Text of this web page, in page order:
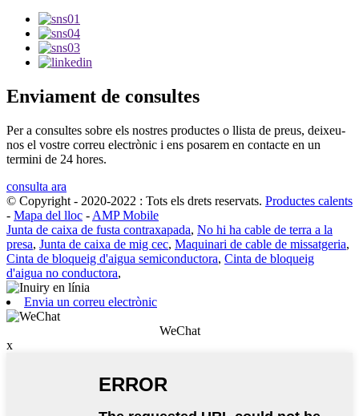
Enviament de consultes
Per a consultes sobre els nostres productes o llista de preus, deixeu-
nos el vostre correu electrònic i ens posarem en contacte en un
termini de 24 hores.
consulta ara
© Copyright - 2020-2022 : Tots els drets reservats. Productes calents
- Mapa del lloc - AMP Mobile
Junta de caixa de fusta contraxapada, No hi ha cable de terra a la
presa, Junta de caixa de mig cec, Maquinari de cable de missatgeria,
Cinta de bloqueig d'aigua semiconductora, Cinta de bloqueig
d'aigua no conductora,
Envia un correu electrònic
WeChat
x